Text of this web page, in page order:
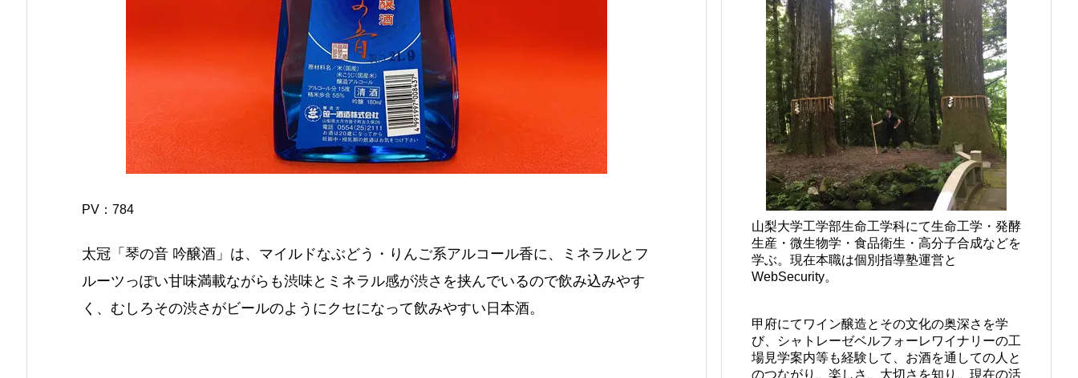
PV： 784
太冠「琴の音 吟醸酒」は、マイルドなぶどう・りんご系アルコール香に、ミネラルとフ
ルーツっぽい甘味満載ながらも渋味とミネラル感が渋さを挟んでいるので飲み込みやす
く、むしろその渋さがビールのようにクセになって飲みやすい日本酒。
山梨大学工学部生命工学科にて生命工学・発酵
生産・微生物学・食品衛生・高分子合成などを
学ぶ。現在本職は個別指導塾運営と
WebSecurity。
甲府にてワイン醸造とその文化の奥深さを学
び、シャトレーゼベルフォーレワイナリーの工
場見学案内等も経験して、お酒を通しての人と
のつながり、楽しさ、大切さを知り、現在の活